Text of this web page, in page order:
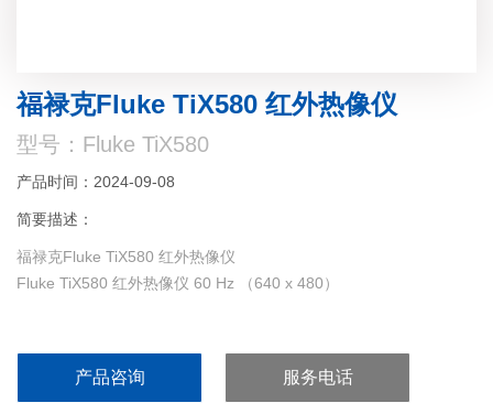
福禄克Fluke TiX580 红外热像仪
型号：Fluke TiX580
产品时间：2024-09-08
简要描述：
福禄克Fluke TiX580 红外热像仪
Fluke TiX580 红外热像仪 60 Hz （640 x 480）
产品咨询 服务电话